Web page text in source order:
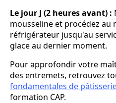
Le jour J (2 heures avant) :
mousseline et procédez au
réfrigérateur jusqu'au
glace au dernier moment.
Pour approfondir votre
des entremets, retrouvez
fondamentales de
formation CAP.